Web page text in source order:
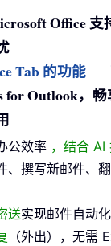
Office
Tab 的功能
Outlook，畅
公效率 ，结合 AI
、撰写新邮件、
送实现邮件自动化
（外出），无需